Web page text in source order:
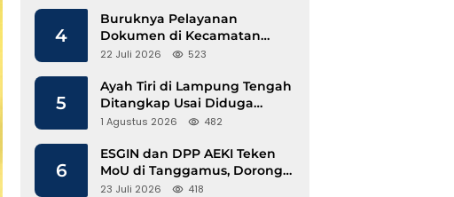
4
Buruknya Pelayanan
Dokumen di Kecamatan
Pangkalan Susu, Kinerja
22 Juli 2026 523
5
Ayah Tiri di Lampung Tengah
Ditangkap Usai Diduga
Hamili Anak di Bawah Umur
1 Agustus 2026 482
6
ESGIN dan DPP AEKI Teken
MoU di Tanggamus, Dorong
Ekonomi Hijau Berbasis Kopi
23 Juli 2026 418